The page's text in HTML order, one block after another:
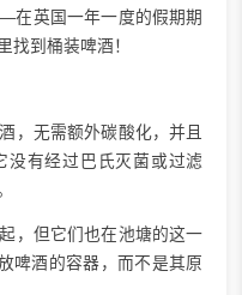
在英国一年一度的假期期
找到桶装啤酒！
，无需额外碳酸化，并且
没有经过巴氏灭菌或过滤
，但它们也在池塘的这一
啤酒的容器，而不是其原